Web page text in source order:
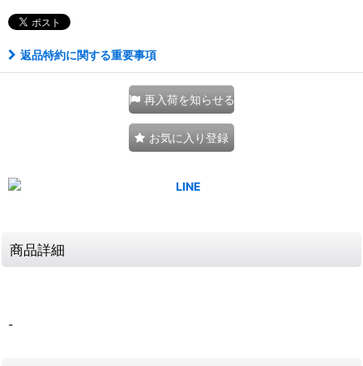
返品特約に関する重要事項
再入荷を知らせる
お気に入り登録
商品詳細
-